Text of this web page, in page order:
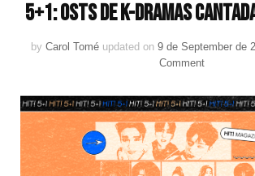
5+1: OSTs de K-dramas
by Carol Tomé updated on 9 de September de
Commenton
OSTs
de
K-
dramas
cantadas